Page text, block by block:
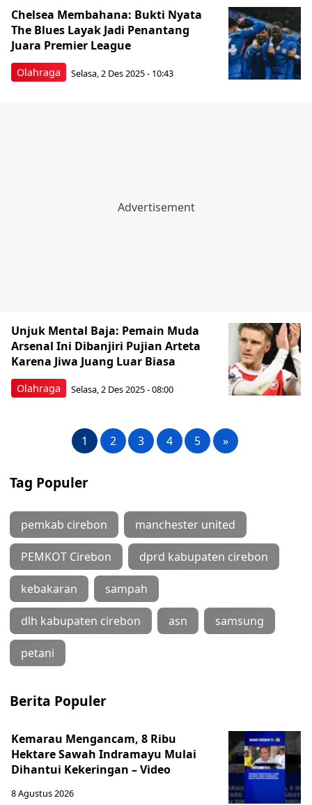
Olahraga
Chelsea Membahana: Bukti Nyata
The Blues Layak Jadi Penantang
Juara Premier League
Selasa, 2 Des 2025 - 10:43
Olahraga
Unjuk Mental Baja: Pemain Muda
Arsenal Ini Dibanjiri Pujian Arteta
Karena Jiwa Juang Luar Biasa
Selasa, 2 Des 2025 - 08:00
1 2 3 4 5 »
Tag Populer
pemkab cirebon manchester united
PEMKOT Cirebon dprd kabupaten cirebon
kebakaran sampah
dlh kabupaten cirebon asn samsung
petani
Berita Populer
Kemarau Mengancam, 8 Ribu
Hektare Sawah Indramayu Mulai
Dihantui Kekeringan – Video
8 Agustus 2026